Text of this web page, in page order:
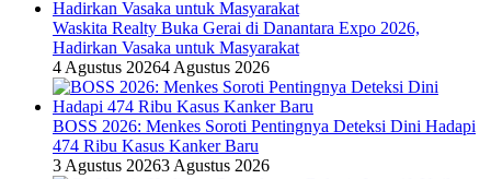
Waskita Realty Buka Gerai di Danantara Expo 2026,
Hadirkan Vasaka untuk Masyarakat
4 Agustus 20264 Agustus 2026
BOSS 2026: Menkes Soroti Pentingnya Deteksi Dini Hadapi
474 Ribu Kasus Kanker Baru
3 Agustus 20263 Agustus 2026